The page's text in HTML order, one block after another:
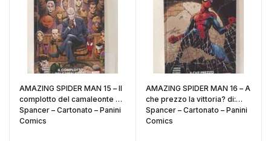
AMAZING SPIDER MAN 15 – Il
complotto del camaleonte di:
Spancer – Cartonato – Panini
Comics
AMAZING SPIDER MAN 16 – A
che prezzo la vittoria? di:
Spancer – Cartonato – Panini
Comics